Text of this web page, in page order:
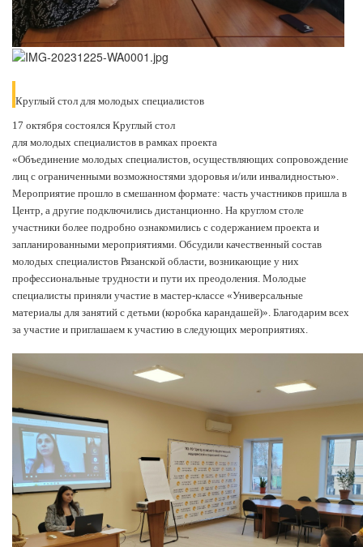
Круглый стол для молодых специалистов
17 октября состоялся Круглый стол
для молодых специалистов в рамках проекта
«Объединение молодых специалистов, осуществляющих сопровождение
лиц с ограниченными возможностями здоровья и/или инвалидностью».
Мероприятие прошло в смешанном формате: часть участников пришла в
Центр, а другие подключились дистанционно. На круглом столе
участники более подробно ознакомились с содержанием проекта и
запланированными мероприятиями. Обсудили качественный состав
молодых специалистов Рязанской области, возникающие у них
профессиональные трудности и пути их преодоления. Молодые
специалисты приняли участие в мастер-классе «Универсальные
материалы для занятий с детьми (коробка карандашей)». Благодарим всех
за участие и приглашаем к участию в следующих мероприятиях.